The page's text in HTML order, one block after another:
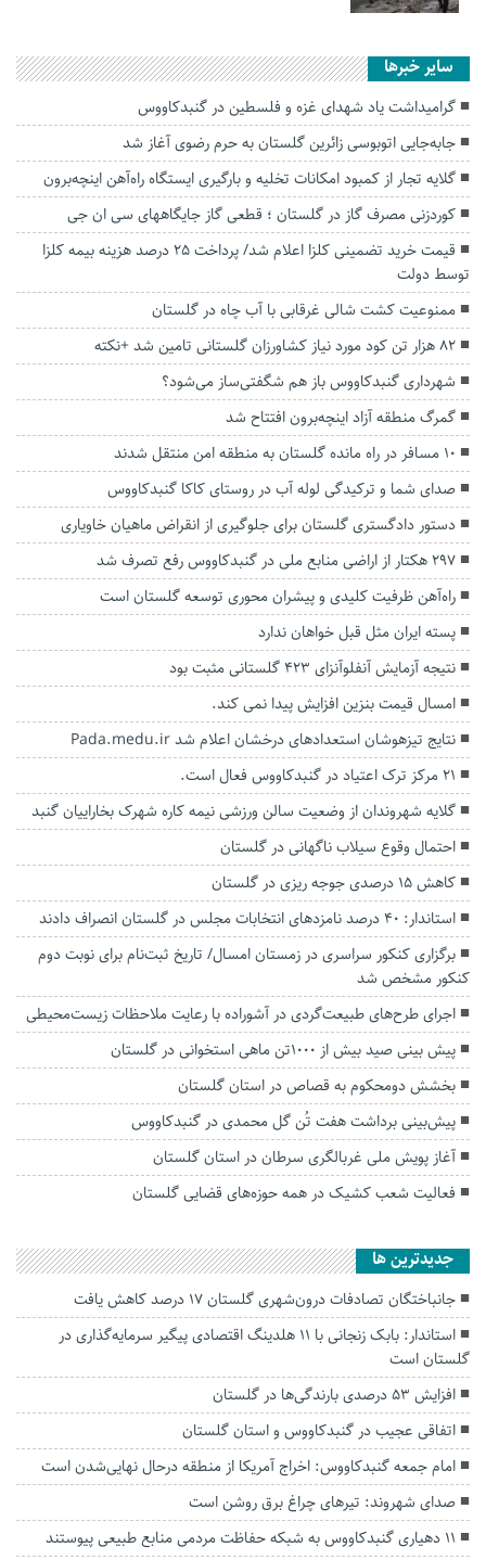
سایر خبرها
گرامیداشت یاد شهدای غزه و فلسطین در گنبدکاووس
جابه‌جایی اتوبوسی زائرین گلستان به حرم رضوی آغاز شد
گلایه تجار از کمبود امکانات تخلیه و بارگیری ایستگاه راه‌آهن اینچه‌برون
کوردزنی مصرف گاز در گلستان ؛ قطعی گاز جایگاههای سی ان جی
قیمت خرید تضمینی کلزا اعلام شد/ پرداخت ۲۵ درصد هزینه بیمه کلزا
توسط دولت
ممنوعیت کشت شالی غرقابی با آب چاه در گلستان
۸۲ هزار تن کود مورد نیاز کشاورزان گلستانی تامین شد +نکته
شهرداری گنبدکاووس باز هم شگفتی‌ساز می‌شود؟
گمرگ منطقه آزاد اینچه‌برون افتتاح شد
۱۰ مسافر در راه مانده گلستان به منطقه امن منتقل شدند
صدای شما و ترکیدگی لوله آب در روستای کاکا گنبدکاووس
دستور دادگستری گلستان برای جلوگیری از انقراض ماهیان خاویاری
۲۹۷ هکتار از اراضی منابع ملی در گنبدکاووس رفع تصرف شد
راه‌آهن ظرفیت کلیدی و پیشران‌ محوری توسعه گلستان است
پسته ایران مثل قبل خواهان ندارد
نتیجه آزمایش آنفلوآنزای ۴۲۳ گلستانی مثبت بود
امسال قیمت بنزین افزایش پیدا نمی کند.
نتایج تیزهوشان استعدادهای درخشان اعلام شد Pada.medu.ir
۲۱ مرکز ترک اعتیاد در گنبدکاووس فعال است.
گلایه شهروندان از وضعیت سالن ورزشی نیمه کاره شهرک بخاراییان گنبد
احتمال وقوع سیلاب ناگهانی در گلستان
کاهش ۱۵ درصدی جوجه ریزی در گلستان
استاندار: ۴۰ درصد نامزدهای انتخابات مجلس در گلستان انصراف دادند
برگزاری کنکور سراسری در زمستان امسال/ تاریخ ثبت‌نام برای نوبت دوم
کنکور مشخص شد
اجرای طرح‌های طبیعت‌گردی در آشوراده با رعایت ملاحظات زیست‌محیطی
پیش بینی صید بیش از ۱۰۰۰تن ماهی استخوانی در گلستان
بخشش دومحکوم به قصاص در استان گلستان
پیش‌بینی برداشت هفت تُن گل محمدی در گنبدکاووس
آغاز پویش ملی غربالگری سرطان در استان گلستان
فعالیت شعب کشیک در همه حوزه‌های قضایی گلستان
جديدترين ها
جانباختگان تصادفات درون‌شهری گلستان ۱۷ درصد کاهش یافت
استاندار: بابک زنجانی با ۱۱ هلدینگ اقتصادی پیگیر سرمایه‌گذاری در
گلستان است
افزایش ۵۳ درصدی بارندگی‌ها در گلستان
اتفاقی عجیب در‌ گنبدکاووس و استان گلستان
امام جمعه گنبدکاووس: اخراج آمریکا از منطقه درحال نهایی‌شدن است
صدای شهروند: تیرهای چراغ برق روشن است
۱۱ دهیاری گنبدکاووس به شبکه حفاظت مردمی منابع طبیعی پیوستند